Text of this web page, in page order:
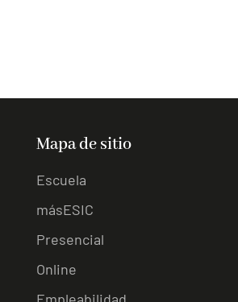
Mapa de sitio
Escuela
másESIC
Presencial
Online